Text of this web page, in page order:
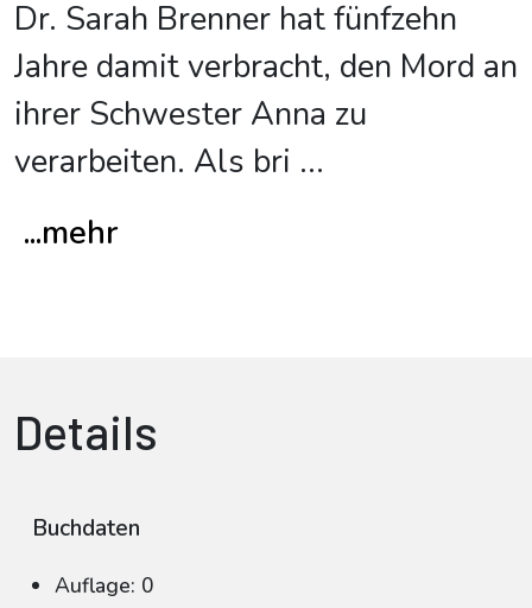
Dr. Sarah Brenner hat fünfzehn
Jahre damit verbracht, den Mord an
ihrer Schwester Anna zu
verarbeiten. Als bri ...
...mehr
Details
Buchdaten
Auflage: 0